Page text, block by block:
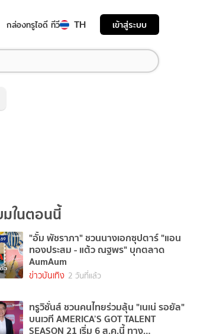
กล่องทรูไอดี ทีวี TH เข้าสู่ระบบ
ในตอนนี้
"อั้ม พัชราภา" ชวนนางเอกซุปตาร์ "แอน
ทองประสม - แต้ว ณฐพร" บุกตลาด
AumAum
ข่าวบันเทิง 2 วันที่แล้ว
ทรูวิชั่นส์ ชวนคนไทยร่วมลุ้น "เนเน่ รอยัล"
บนเวที AMERICA’S GOT TALENT
SEASON 21 เริ่ม 6 ส.ค.นี้ ทาง